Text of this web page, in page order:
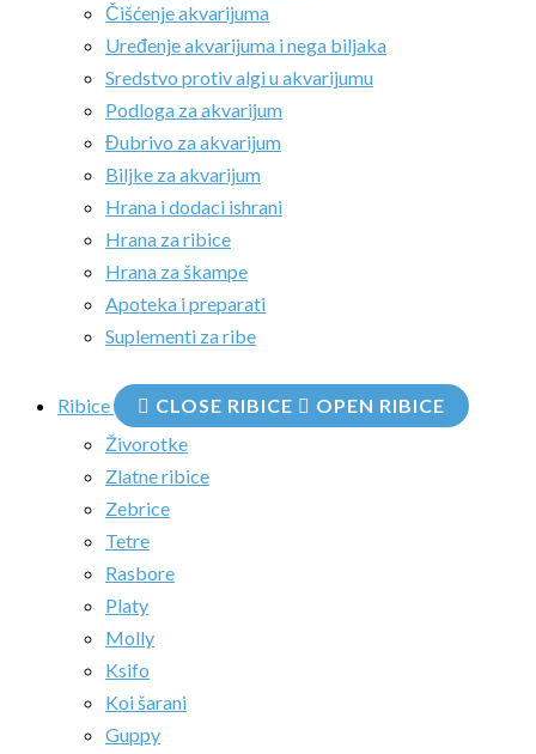
Čišćenje akvarijuma
Uređenje akvarijuma i nega biljaka
Sredstvo protiv algi u akvarijumu
Podloga za akvarijum
Đubrivo za akvarijum
Biljke za akvarijum
Hrana i dodaci ishrani
Hrana za ribice
Hrana za škampe
Apoteka i preparati
Suplementi za ribe
Ribice CLOSE RIBICE
OPEN RIBICE
Živorotke
Zlatne ribice
Zebrice
Tetre
Rasbore
Platy
Molly
Ksifo
Koi šarani
Guppy